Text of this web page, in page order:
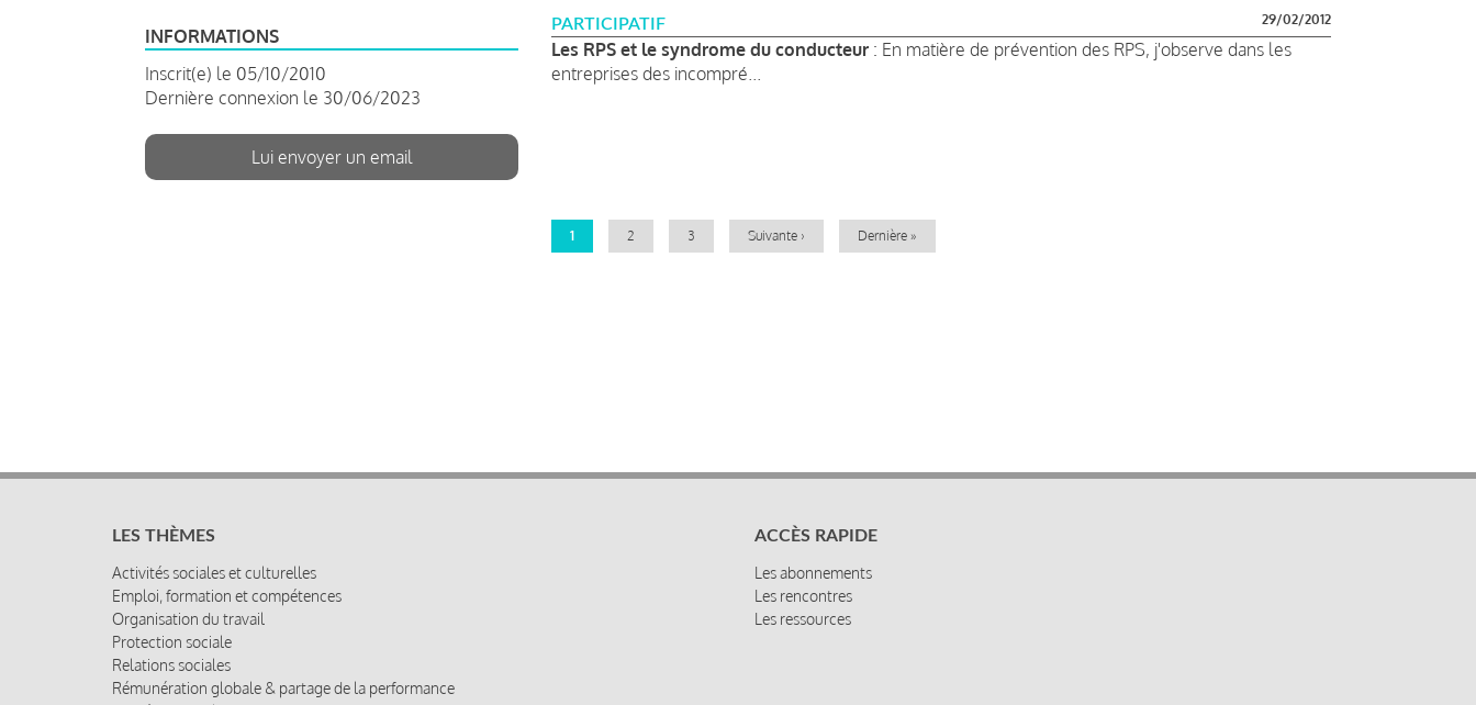
INFORMATIONS
Inscrit(e) le 05/10/2010
Dernière connexion le 30/06/2023
Lui envoyer un email
PARTICIPATIF 29/02/2012
Les RPS et le syndrome du conducteur : En matière de prévention des RPS, j'observe dans les
entreprises des incompré...
Page
1 Page
2 Page
3
Page
Suivante ›
Dernière
Dernière »
LES THÈMES
Activités sociales et culturelles
Emploi, formation et compétences
Organisation du travail
Protection sociale
Relations sociales
Rémunération globale & partage de la performance
ACCÈS RAPIDE
Les abonnements
Les rencontres
Les ressources